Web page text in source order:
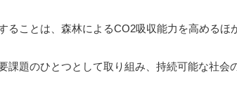
ることは、森林によるCO2吸収能力を高める
題のひとつとして取り組み、持続可能な社会